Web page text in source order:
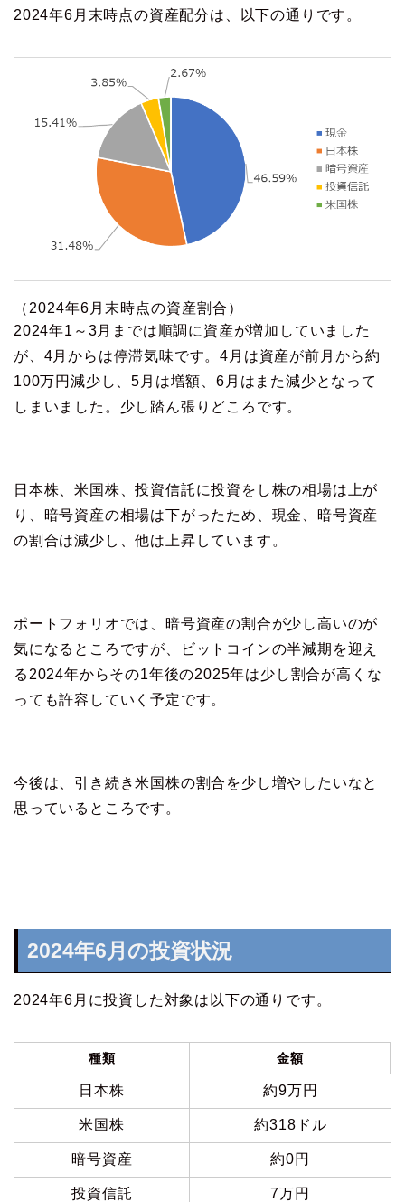
2024年6月末時点の資産配分は、以下の通りです。
（2024年6月末時点の資産割合）
2024年1～3月までは順調に資産が増加していました
が、4月からは停滞気味です。4月は資産が前月から約
100万円減少し、5月は増額、6月はまた減少となって
しまいました。少し踏ん張りどころです。
日本株、米国株、投資信託に投資をし株の相場は上が
り、暗号資産の相場は下がったため、現金、暗号資産
の割合は減少し、他は上昇しています。
ポートフォリオでは、暗号資産の割合が少し高いのが
気になるところですが、ビットコインの半減期を迎え
る2024年からその1年後の2025年は少し割合が高くな
っても許容していく予定です。
今後は、引き続き米国株の割合を少し増やしたいなと
思っているところです。
2024年6月の投資状況
2024年6月に投資した対象は以下の通りです。
種類 金額
日本株 約9万円
米国株 約318ドル
暗号資産 約0円
投資信託 7万円